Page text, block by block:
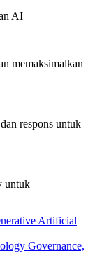
AI
memaksimalkan
respons untuk
untuk
Artificial
Governance,